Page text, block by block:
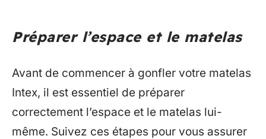
Préparer l’espace et le matelas
Avant de commencer à gonfler votre matelas
Intex, il est essentiel de préparer
correctement l’espace et le matelas lui-
même. Suivez ces étapes pour vous assurer